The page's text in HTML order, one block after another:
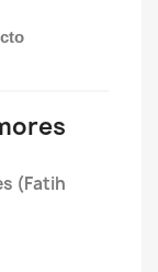
(Fatih